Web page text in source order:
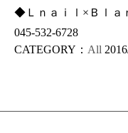
◆Ｌｎａｉｌ×Ｂｌａ
045-532-6728
CATEGORY： All